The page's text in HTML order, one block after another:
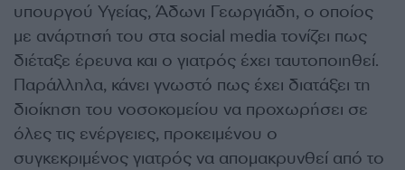
υπουργού Υγείας, Άδωνι Γεωργιάδη, ο οποίος
με ανάρτησή του στα social media τονίζει πως
διέταξε έρευνα και ο γιατρός έχει ταυτοποιηθεί.
Παράλληλα, κάνει γνωστό πως έχει διατάξει τη
διοίκηση του νοσοκομείου να προχωρήσει σε
όλες τις ενέργειες, προκειμένου ο
συγκεκριμένος γιατρός να απομακρυνθεί από το